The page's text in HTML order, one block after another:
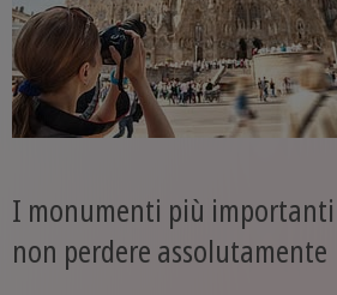
I monumenti più
non perdere assolutamente